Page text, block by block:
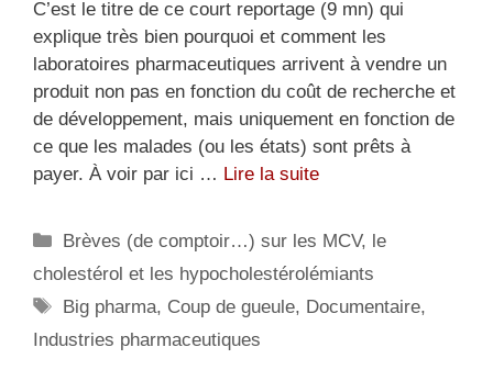
C’est le titre de ce court reportage (9 mn) qui
explique très bien pourquoi et comment les
laboratoires pharmaceutiques arrivent à vendre un
produit non pas en fonction du coût de recherche et
de développement, mais uniquement en fonction de
ce que les malades (ou les états) sont prêts à
payer. À voir par ici … Lire la suite
Catégories
Brèves (de comptoir…) sur les MCV, le
cholestérol et les hypocholestérolémiants
Étiquettes
Big pharma, Coup de gueule, Documentaire,
Industries pharmaceutiques